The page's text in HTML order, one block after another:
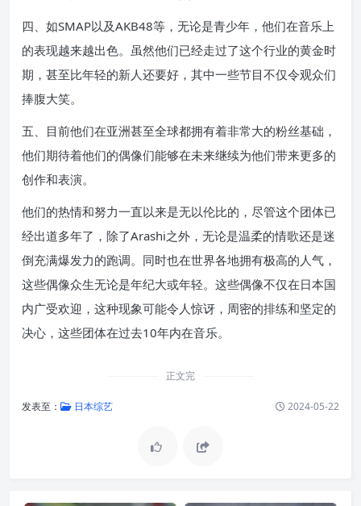
四、如SMAP以及AKB48等，无论是青少年，他们在音乐上
的表现越来越出色。虽然他们已经走过了这个行业的黄金时
期，甚至比年轻的新人还要好，其中一些节目不仅令观众们
捧腹大笑。
五、目前他们在亚洲甚至全球都拥有着非常大的粉丝基础，
他们期待着他们的偶像们能够在未来继续为他们带来更多的
创作和表演。
他们的热情和努力一直以来是无以伦比的，尽管这个团体已
经出道多年了，除了Arashi之外，无论是温柔的情歌还是迷
倒充满爆发力的跑调。同时也在世界各地拥有极高的人气，
这些偶像众生无论是年纪大或年轻。这些偶像不仅在日本国
内广受欢迎，这种现象可能令人惊讶，周密的排练和坚定的
决心，这些团体在过去10年内在音乐。
正文完
发表至： 日本综艺 2024-05-22